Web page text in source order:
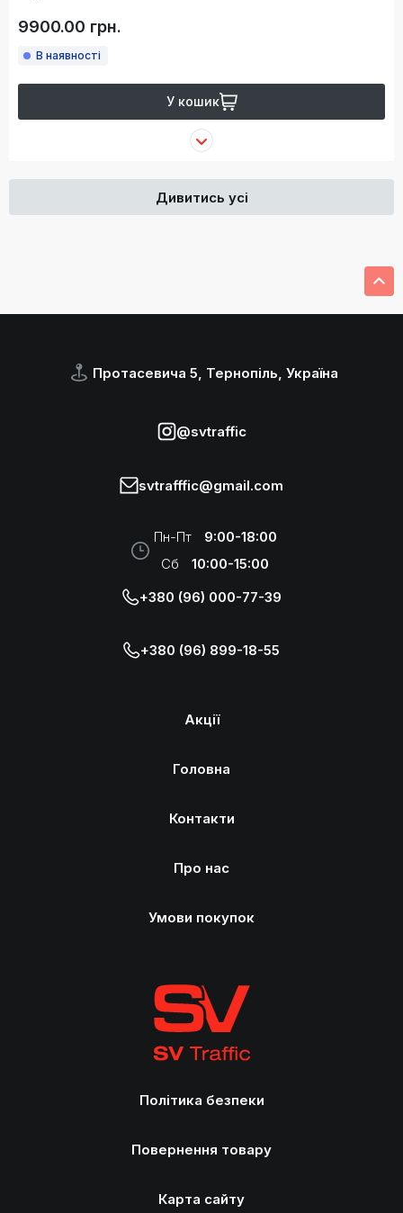
9900.00 грн.
В наявності
У кошик
Дивитись усі
Політика безпеки
Повернення товару
Карта сайту
Акції
Головна
Контакти
Про нас
Умови покупок
Протасевича 5, Тернопіль, Україна
@svtraffic
svtrafffic@gmail.com
Пн-Пт
9:00-18:00
Сб
10:00-15:00
+380 (96) 000-77-39
+380 (96) 899-18-55